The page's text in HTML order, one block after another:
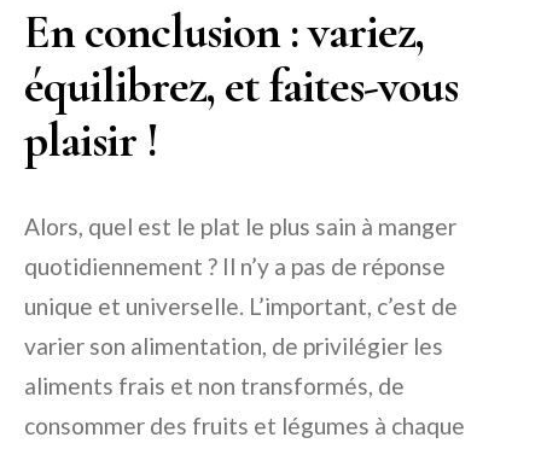
En conclusion : variez,
équilibrez, et faites-vous
plaisir !
Alors, quel est le plat le plus sain à manger
quotidiennement ? Il n’y a pas de réponse
unique et universelle. L’important, c’est de
varier son alimentation, de privilégier les
aliments frais et non transformés, de
consommer des fruits et légumes à chaque